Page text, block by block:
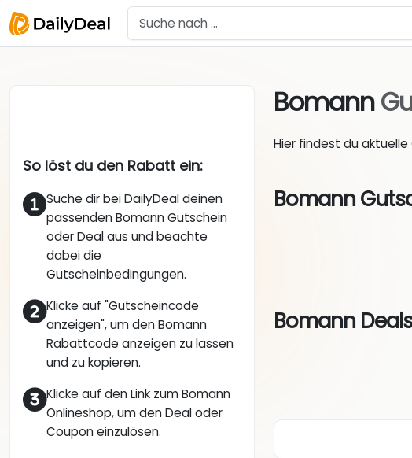
So löst du den Rabatt ein:
Suche dir bei DailyDeal deinen
passenden Bomann Gutschein
oder Deal aus und beachte
dabei die
Gutscheinbedingungen.
Klicke auf "Gutscheincode
anzeigen", um den Bomann
Rabattcode anzeigen zu lassen
und zu kopieren.
Klicke auf den Link zum Bomann
Onlineshop, um den Deal oder
Coupon einzulösen.
Bomann
Hier findest du aktuelle
Bomann
Bomann